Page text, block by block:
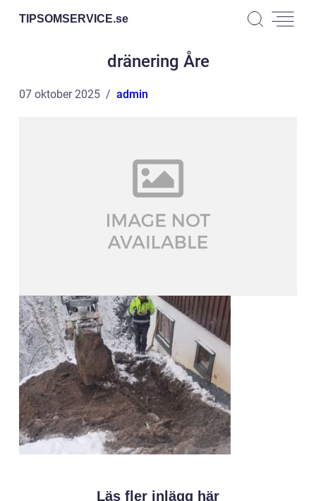
TIPSOMSERVICE.se
dränering Åre
07 oktober 2025 admin
Läs fler inlägg här